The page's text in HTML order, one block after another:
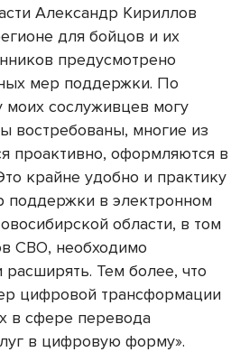
Александр Кириллов
для бойцов и их
предусмотрено
мер поддержки. По
моих сослуживцев могу
востребованы, многие из
проактивно, оформляются в
крайне удобно и практику
поддержки в электронном
области, в том
СВО, необходимо
Тем более, что
цифровой трансформации
в сфере перевода
в цифровую форму».